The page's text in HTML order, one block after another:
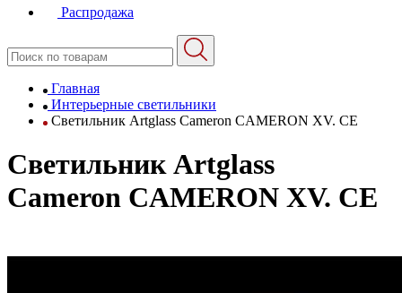
Распродажа
Главная
Интерьерные светильники
Светильник Artglass Cameron CAMERON XV. CE
Светильник Artglass
Cameron CAMERON XV. CE